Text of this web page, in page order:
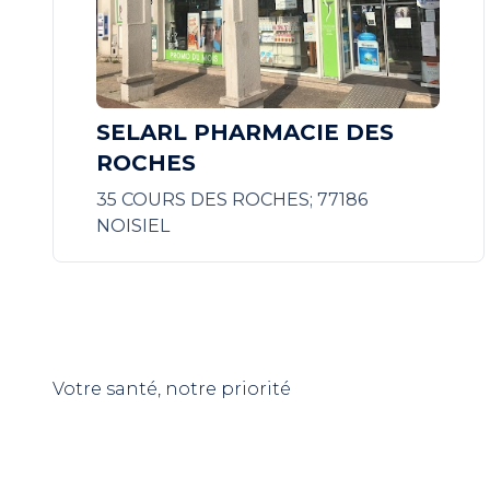
SELARL PHARMACIE DES
ROCHES
35 COURS DES ROCHES; 77186
NOISIEL
Votre santé, notre priorité